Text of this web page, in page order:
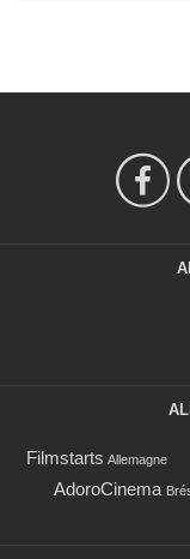
Filmstarts Allemagne
AdoroCinema